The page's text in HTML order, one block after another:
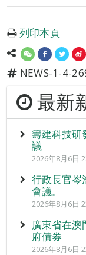
列印本頁
NEWS-1-4-
最新
籌建科技研
議
2026年8月6日
行政長官岑
會議。
2026年8月6日
廣東省在
府債券
2026年8月6日